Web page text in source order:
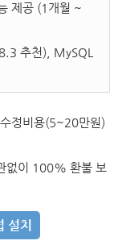
제공 (1개월 ~
추천), MySQL
정비용(5~20만원)
없이 100% 환불 보
설치